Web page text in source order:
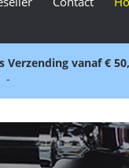
Verzending vanaf €
-